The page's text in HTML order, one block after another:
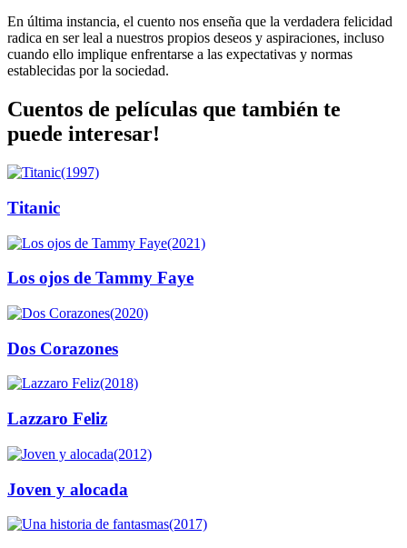
En última instancia, el cuento nos enseña que la verdadera felicidad
radica en ser leal a nuestros propios deseos y aspiraciones, incluso
cuando ello implique enfrentarse a las expectativas y normas
establecidas por la sociedad.
Cuentos de películas que también te
puede interesar!
(1997)
Titanic
(2021)
Los ojos de Tammy Faye
(2020)
Dos Corazones
(2018)
Lazzaro Feliz
(2012)
Joven y alocada
(2017)